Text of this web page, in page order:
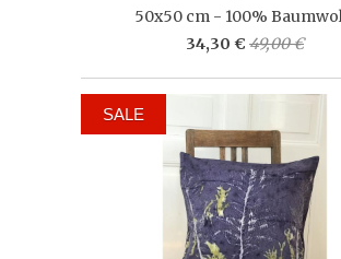
50x50 cm - 100%
34,30 € 49,00 €
SALE